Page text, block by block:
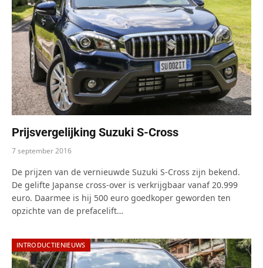
Prijsvergelijking Suzuki S-Cross
7 september 2016
De prijzen van de vernieuwde Suzuki S-Cross zijn bekend.
De gelifte Japanse cross-over is verkrijgbaar vanaf 20.999
euro. Daarmee is hij 500 euro goedkoper geworden ten
opzichte van de prefacelift…
INTRODUCTIENIEUWS